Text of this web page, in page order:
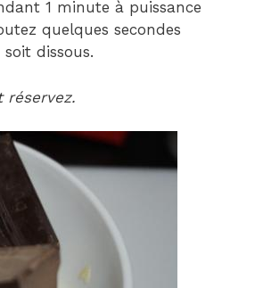
1 minute à puissance
quelques secondes
dissous.